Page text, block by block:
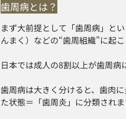
歯周病とは？
まず大前提として「歯周病」と
んまく）などの“歯周組織”に起こ
日本では成人の8割以上が歯周病
歯周病は大きく分けると、歯肉
た状態＝「歯周炎」に分類されま